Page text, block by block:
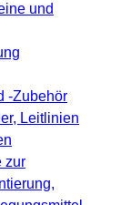
und
-Zubehör
Leitlinien
zur